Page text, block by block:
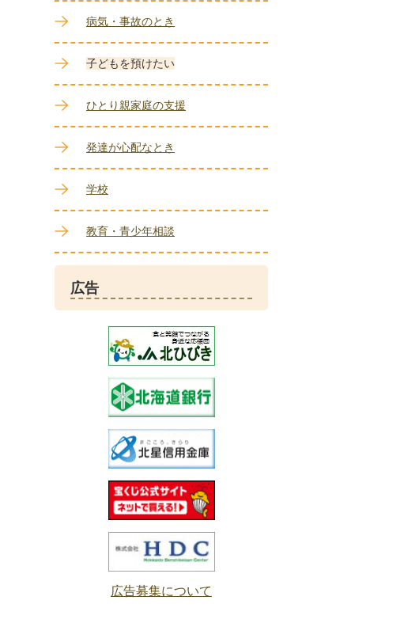
病気・事故のとき
子どもを預けたい
ひとり親家庭の支援
発達が心配なとき
学校
教育・青少年相談
広告
広告募集について